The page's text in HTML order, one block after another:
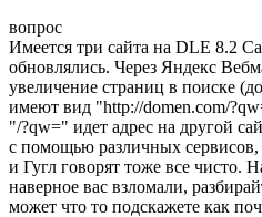
вопрос
Имеется три сайта на DLE 8.2
обновлялись. Через Яндекс
увеличение страниц в поиске
имеют вид "http://domen.com/
"/?qw=" идет адрес на другой
с помощью различных сервисов,
и Гугл говорят тоже все чисто.
наверное вас взломали,
может что то подскажете как